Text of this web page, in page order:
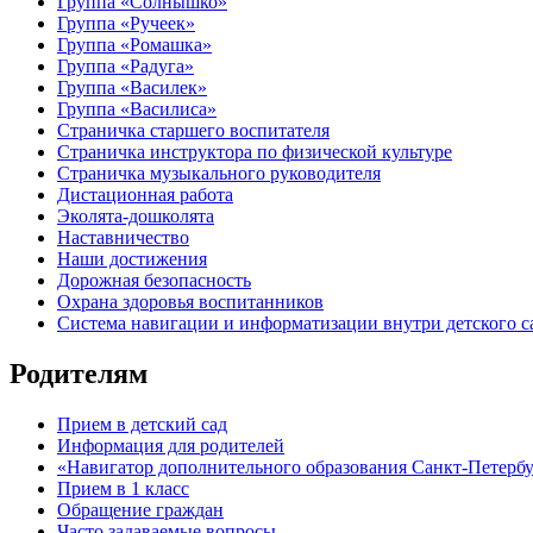
Группа «Ручеек»
Группа «Ромашка»
Группа «Радуга»
Группа «Василек»
Группа «Василиса»
Страничка старшего воспитателя
Страничка инструктора по физической культуре
Страничка музыкального руководителя
Дистационная работа
Эколята-дошколята
Наставничество
Наши достижения
Дорожная безопасность
Охрана здоровья воспитанников
Система навигации и информатизации внутри детского
Родителям
Прием в детский сад
Информация для родителей
«Навигатор дополнительного образования Санкт-
Прием в 1 класс
Обращение граждан